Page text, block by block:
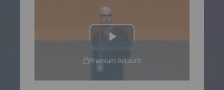
Premium Account